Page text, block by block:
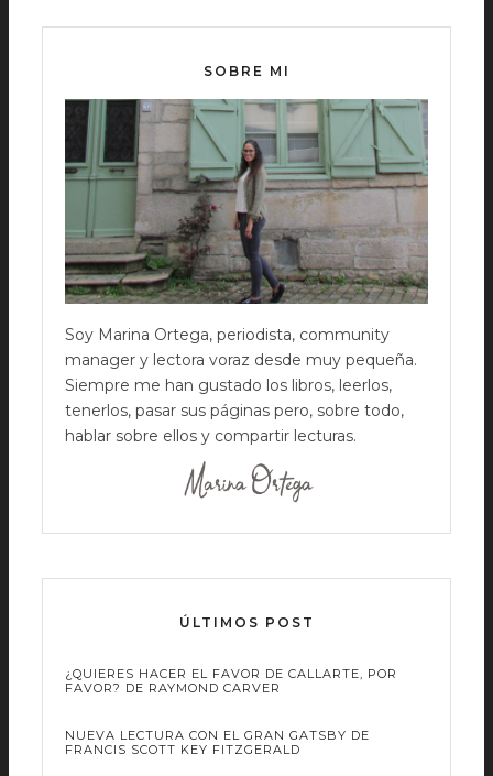
SOBRE MI
Soy Marina Ortega, periodista, community
manager y lectora voraz desde muy pequeña.
Siempre me han gustado los libros, leerlos,
tenerlos, pasar sus páginas pero, sobre todo,
hablar sobre ellos y compartir lecturas.
ÚLTIMOS POST
¿QUIERES HACER EL FAVOR DE CALLARTE, POR
FAVOR? DE RAYMOND CARVER
NUEVA LECTURA CON EL GRAN GATSBY DE
FRANCIS SCOTT KEY FITZGERALD